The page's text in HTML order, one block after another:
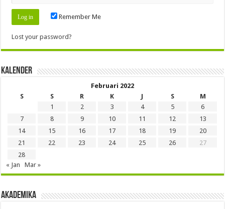
Remember Me
Lost your password?
Kalender
Februari 2022
S
S R K J S
M
1
2 3 4 5
6
7
8 9 10 11 12
13
14
15 16 17 18 19
20
21
22 23 24 25 26
27
28
« Jan
Mar »
Akademika